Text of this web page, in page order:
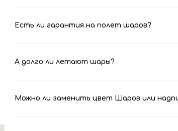
Есть ли гарантия на полет шаров?
А долго ли летают шары?
Можно ли заменить цвет Шаров или